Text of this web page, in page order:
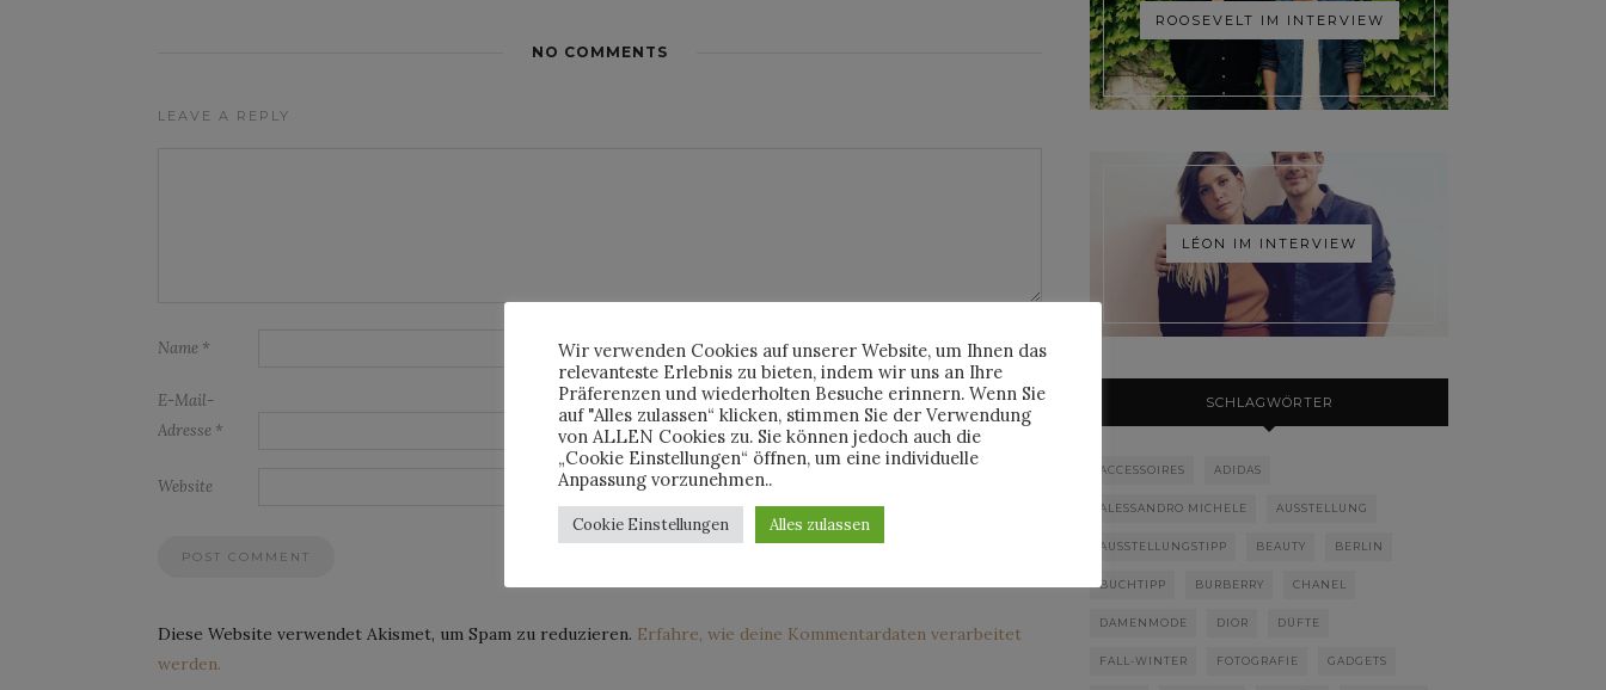
NO COMMENTS
LEAVE A REPLY
Name *
E-Mail-
Adresse *
Website
Diese Website verwendet Akismet, um Spam zu reduzieren. Erfahre, wie deine Kommentardaten verarbeitet
werden.
ROOSEVELT IM INTERVIEW
LÉON IM INTERVIEW
SCHLAGWÖRTER
ACCESSOIRES ADIDAS
ALESSANDRO MICHELE AUSSTELLUNG
AUSSTELLUNGSTIPP BEAUTY BERLIN
BUCHTIPP BURBERRY CHANEL
DAMENMODE DIOR DÜFTE
FALL-WINTER FOTOGRAFIE GADGETS
Wir verwenden Cookies auf unserer Website, um Ihnen das
relevanteste Erlebnis zu bieten, indem wir uns an Ihre
Präferenzen und wiederholten Besuche erinnern. Wenn Sie
auf "Alles zulassen“ klicken, stimmen Sie der Verwendung
von ALLEN Cookies zu. Sie können jedoch auch die
„Cookie Einstellungen“ öffnen, um eine individuelle
Anpassung vorzunehmen..
Cookie Einstellungen Alles zulassen